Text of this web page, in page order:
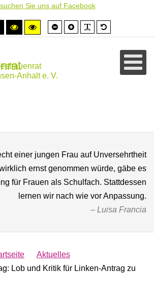
Sie uns auf Facebook
Hoher
Kontrast
Hoher
Kontrast
Hoher
Kontrast
Schrift
kleiner
Schrift
größer
Anhalt e. V.
einer jungen Frau auf Unversehrtheit
ernst genommen würde, gäbe es
für Frauen als Schulfach. Stattdessen
lernen wir nach wie vor Anpassung.
Luisa Francia
Aktuelles
Lob und Kritik für Linken-Antrag zu